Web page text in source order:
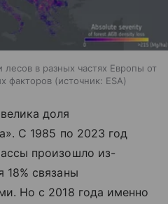
в разных частях Европы от
факторов
источник: ESA
доля
С 1985 по 2023 год
произошло из-
18% связаны
Но с 2018 года именно